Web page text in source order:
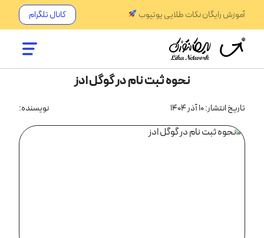
آموزش رایگان نکات طلایی یوتیوب کانال تلگرام
نحوه ثبت نام در گوگل ادز
تاریخ انتشار: 10 آذر 1404 نویسنده: